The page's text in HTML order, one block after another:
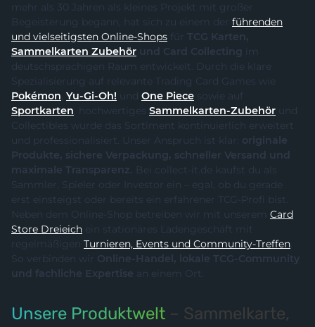
mehr als 30 Jahren als kleines Projekt mit großer
Begeisterung begann, hat sich zu einem der führenden
und vielseitigsten Online-Shops für TCG Karten,
Sammelkarten Zubehör und Card Collecting
im
deutschsprachigen Raum entwickelt. Durch die klare
Spezialisierung auf relevante Trading Card Games wie
Pokémon, Yu-Gi-Oh! und One Piece sowie auf
Sportkarten , hochwertiges Sammelkarten-Zubehör
Collectibles wurde das Sortiment kontinuierlich erweitert
und professionalisiert. Unser Anspruch ist klar: originale
Produkte, sichere Verpackung, schneller Versand und
maximale Transparenz. Bei collect-it.de kaufst du als
Sammler, Spieler oder Investor ein – egal, ob du gerade
erst einsteigst oder bereits ein erfahrener TCG-Profi bist.
Neben dem Online-Shop betreiben wir mit unserem Card
Store Dreieich ein stationäres Ladengeschäft mit
regelmäßigen
Turnieren, Events und Community-Treffen.
So verbinden wir Online-Handel, lokale TCG-Community
und fachliche Expertise an einem Ort.
Unsere Produktwelt – Sammelkarte,